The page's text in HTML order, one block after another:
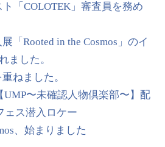
「COLOTEK」審査員を務め
「Rooted in the Cosmos」のイ
ました。
ねました。
UMP〜未確認人物倶楽部〜】配
ェス潜入ロケー
、始まりました